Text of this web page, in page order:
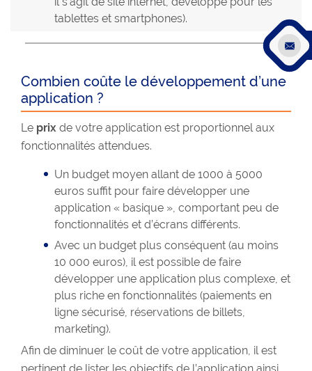
tablettes et smartphones).
Combien coûte le développement d’une
application ?
Le prix de votre application est proportionnel aux
fonctionnalités attendues.
Un budget moyen allant de 1000 à 5000
euros suffit pour faire développer une
application « basique », comportant peu de
fonctionnalités et d’écrans différents.
Avec un budget plus conséquent (au moins
10 000 euros), il est possible de faire
développer une application plus complexe, et
plus riche en fonctionnalités (paiements en
ligne sécurisé, réservations de billets,
marketing).
Afin de diminuer le coût de votre application, il est